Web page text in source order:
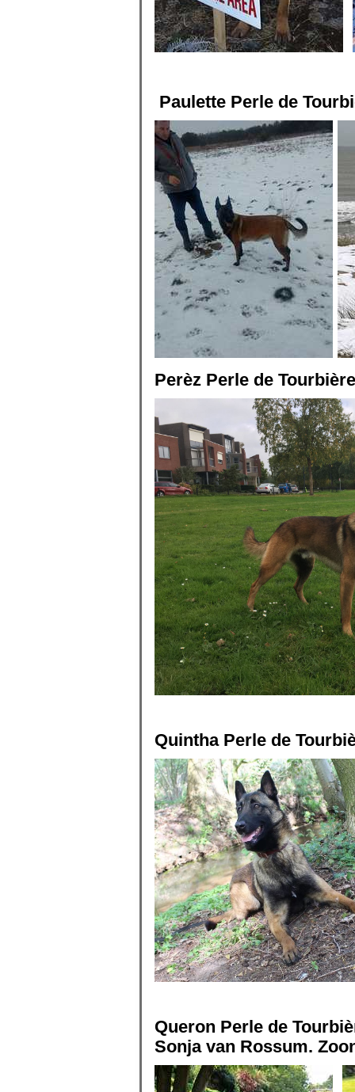
Paulette Perle de
Perèz Perle de
Quintha Perle de
Queron Perle de
Sonja van Rossum.